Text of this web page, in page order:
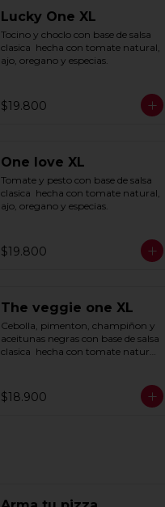
Lucky One XL
Tocino y choclo con base de salsa
clasica  hecha con tomate natural,
ajo, oregano y especias.
$19.800
One love XL
Tomate y pesto con base de salsa
clasica  hecha con tomate natural,
ajo, oregano y especias.
$19.800
The veggie one XL
Cebolla, pimenton, champiñon y
aceitunas negras con base de salsa
clasica  hecha con tomate natural,
$18.900